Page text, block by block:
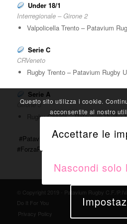
Under 18/1
Interregionale – Girone 2
Valpolicella Trento – Patavium
Serie C
CRVeneto
Rugby Trento – Patavium Rugby
Serie A
Girone 3
Rugby Casale – Patavium Rugby
#PataviumRugbyUnion #
#ForzaPatavium
© Copyright 2019 - Patavium Rugby C.F./
Do It For You
Privacy Policy
Questo sito utilizza i cookie.
acconsentite al nostro
Accettare le
Nascondi solo